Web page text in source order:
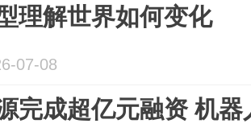
理解世界如何变化
07-08
完成超亿元融资 机